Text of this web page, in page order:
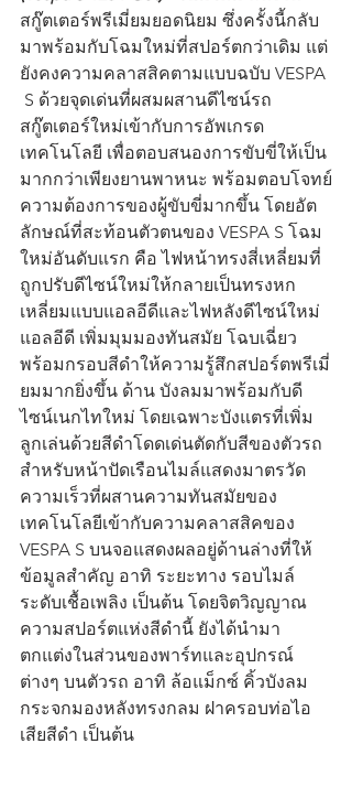
สกู๊ตเตอร์พรีเมี่ยมยอดนิยม ซึ่งครั้งนี้กลับ
มาพร้อมกับโฉมใหม่ที่สปอร์ตกว่าเดิม แต่
ยังคงความคลาสสิคตามแบบฉบับ VESPA
S ด้วยจุดเด่นที่ผสมผสานดีไซน์รถ
สกู๊ตเตอร์ใหม่เข้ากับการอัพเกรด
เทคโนโลยี เพื่อตอบสนองการขับขี่ให้เป็น
มากกว่าเพียงยานพาหนะ พร้อมตอบโจทย์
ความต้องการของผู้ขับขี่มากขึ้น โดยอัต
ลักษณ์ที่สะท้อนตัวตนของ VESPA S โฉม
ใหม่อันดับแรก คือ ไฟหน้าทรงสี่เหลี่ยมที่
ถูกปรับดีไซน์ใหม่ให้กลายเป็นทรงหก
เหลี่ยมแบบแอลอีดีและไฟหลังดีไซน์ใหม่
แอลอีดี เพิ่มมุมมองทันสมัย โฉบเฉี่ยว
พร้อมกรอบสีดำให้ความรู้สึกสปอร์ตพรีเมี่
ยมมากยิ่งขึ้น ด้าน บังลมมาพร้อมกับดี
ไซน์เนกไทใหม่ โดยเฉพาะบังแตรที่เพิ่ม
ลูกเล่นด้วยสีดำโดดเด่นตัดกับสีของตัวรถ
สำหรับหน้าปัดเรือนไมล์แสดงมาตรวัด
ความเร็วที่ผสานความทันสมัยของ
เทคโนโลยีเข้ากับความคลาสสิคของ
VESPA S บนจอแสดงผลอยู่ด้านล่างที่ให้
ข้อมูลสำคัญ อาทิ ระยะทาง รอบไมล์
ระดับเชื้อเพลิง เป็นต้น โดยจิตวิญญาณ
ความสปอร์ตแห่งสีดำนี้ ยังได้นำมา
ตกแต่งในส่วนของพาร์ทและอุปกรณ์
ต่างๆ บนตัวรถ อาทิ ล้อแม็กซ์ คิ้วบังลม
กระจกมองหลังทรงกลม ฝาครอบท่อไอ
เสียสีดำ เป็นต้น